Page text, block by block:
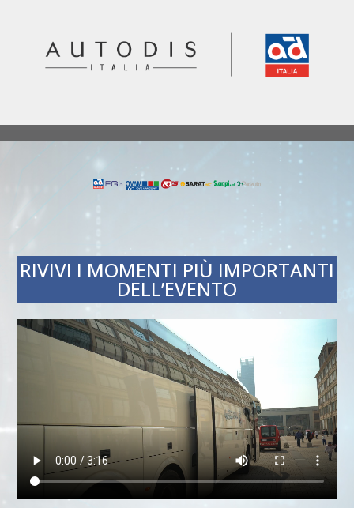
RIVIVI I MOMENTI PIÙ IMPORTANTI
DELL’EVENTO